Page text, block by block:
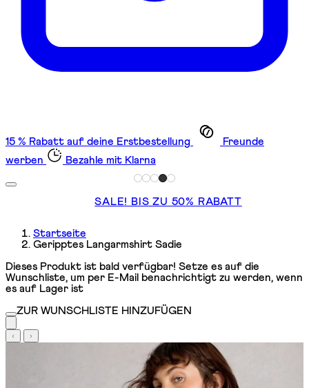
15 % Rabatt auf deine Erstbestellung
Freunde
werben
Bezahle mit Klarna
SALE! BIS ZU 50% RABATT
Startseite
Geripptes Langarmshirt Sadie
Dieses Produkt ist bald verfügbar! Setze es auf die
Wunschliste, um per E-Mail benachrichtigt zu werden, wenn
es auf Lager ist
ZUR WUNSCHLISTE HINZUFÜGEN